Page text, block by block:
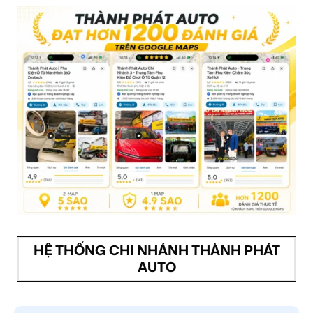
HỆ THỐNG CHI NHÁNH THÀNH PHÁT
AUTO